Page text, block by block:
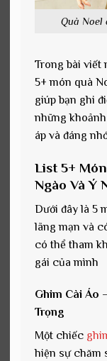
Quà Noel
Trong bài viết
5+ món quà
giúp bạn ghi
những
áp và đáng
List 5+
Ngào Và Ý
Dưới đây là 5
lãng mạn và
có thể tham
gái của mình
Ghim Cài Áo
Trọng
Một chiếc
hiện sự chăm